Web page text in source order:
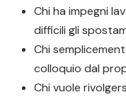
Chi ha impegni
difficili gli
Chi
colloquio dal
Chi vuole